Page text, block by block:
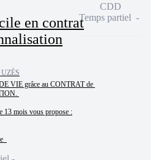
en contrat
VIE grâce au CONTRAT de
13 mois vous propose :
CDD
Temps partiel